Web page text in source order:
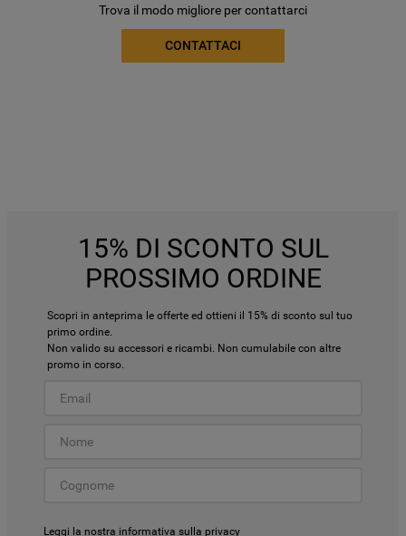
Trova il modo migliore per contattarci
CONTATTACI
15% DI SCONTO SUL
PROSSIMO ORDINE
Scopri in anteprima le offerte ed ottieni il 15% di sconto sul tuo
primo ordine.
Non valido su accessori e ricambi. Non cumulabile con altre
promo in corso.
Leggi la nostra informativa sulla privacy